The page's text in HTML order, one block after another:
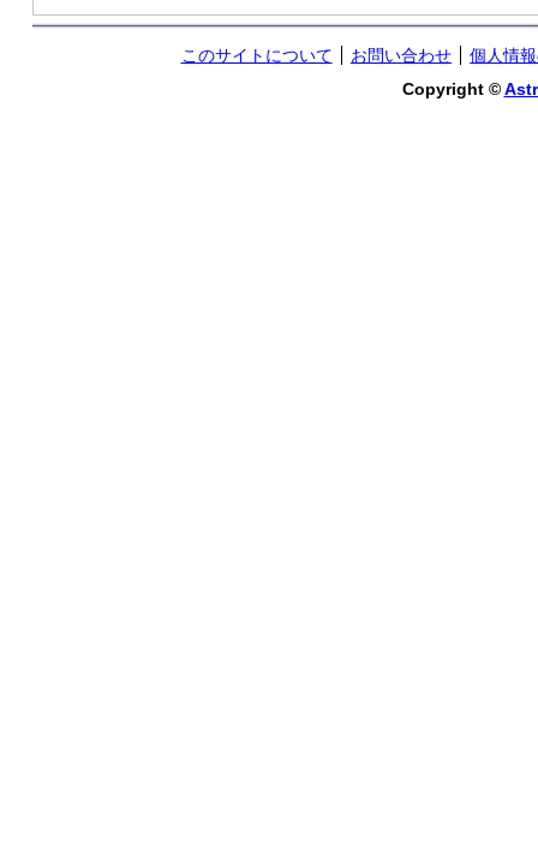
このサイトについて お問い合わせ
個人情
Copyright ©